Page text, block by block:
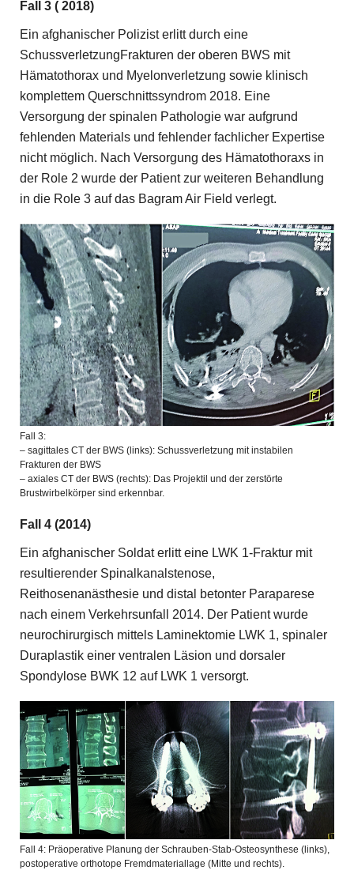
Fall 3 ( 2018)
Ein afghanischer Polizist erlitt durch eine
SchussverletzungFrakturen der oberen BWS mit
Hämatothorax und Myelonverletzung sowie klinisch
komplettem Querschnittssyndrom 2018. Eine
Versorgung der spinalen Pathologie war aufgrund
fehlenden Materials und fehlender fachlicher Expertise
nicht möglich. Nach Versorgung des Hämatothoraxs in
der Role 2 wurde der Patient zur weiteren Behandlung
in die Role 3 auf das Bagram Air Field verlegt.
Fall 3:
– sagittales CT der BWS (links): Schussverletzung mit instabilen
Frakturen der BWS
– axiales CT der BWS (rechts): Das Projektil und der zerstörte
Brustwirbelkörper sind erkennbar.
Fall 4 (2014)
Ein afghanischer Soldat erlitt eine LWK 1-Fraktur mit
resultierender Spinalkanalstenose,
Reithosenanästhesie und distal betonter Paraparese
nach einem Verkehrsunfall 2014. Der Patient wurde
neurochirurgisch mittels ­Laminektomie LWK 1, spinaler
Duraplastik einer ventralen Läsion und dorsaler
Spondylose BWK 12 auf LWK 1 versorgt.
Fall 4: Präoperative Planung der Schrauben-Stab-Osteosynthese (links),
postoperative orthotope Fremdmateriallage (Mitte und rechts).